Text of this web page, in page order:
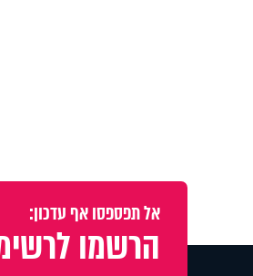
אל תפספסו אף עדכון:
הרשמו